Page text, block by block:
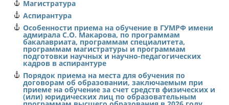
2
Федеральное бюджетное учреждение
"Администрация Волго-Балтийского бассейна
внутренних водных путей"
Ленинградская область
1
Эксплуатация судового электрооборудования и
средств автоматики
Эксплуатация судового электрооборудования и
средств автоматики
очная
282286
Магистратура
Аспирантура
Особенности приема на обучение в ГУМРФ имени
адмирала С.О. Макарова, по программам
бакалавриата, программам специалитета,
программам магистратуры и программам
подготовки научных и научно-педагогических
кадров в аспирантуре
Порядок приема на места для обучения по
договорам об образовании, заключаемым при
приеме на обучение за счет средств физических и
(или) юридических лиц по образовательным